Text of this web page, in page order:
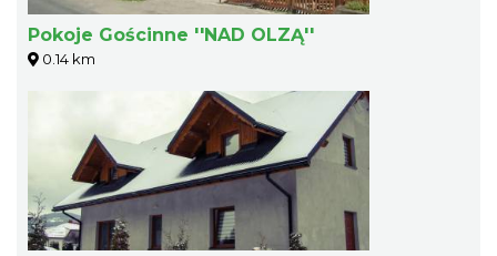
Pokoje Gościnne ''NAD OLZĄ''
0.14 km